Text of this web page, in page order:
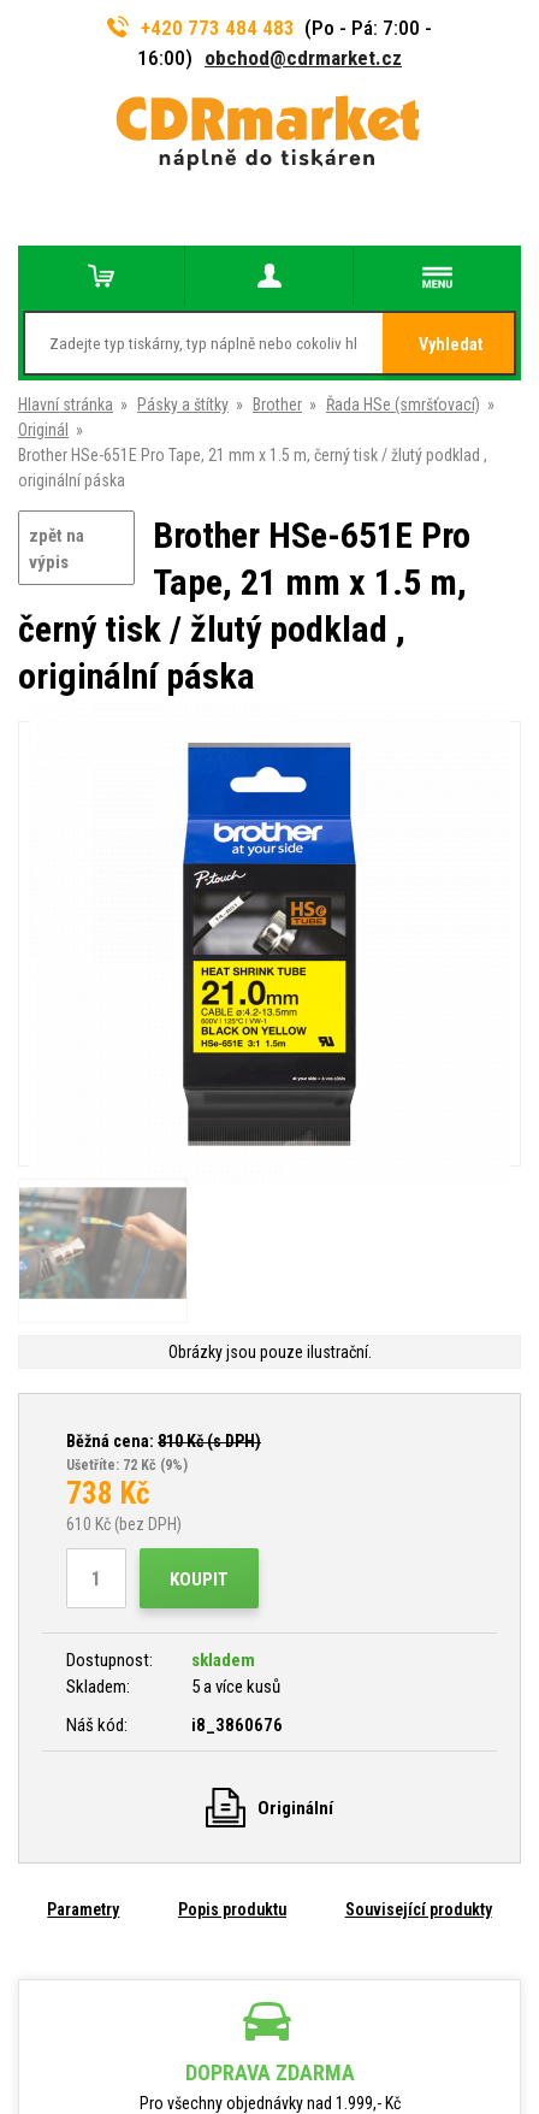
+420 773 484 483 (Po - Pá: 7:00 -
16:00) obchod@cdrmarket.cz
Vyhledat
Hlavní stránka » Pásky a štítky » Brother » Řada HSe (smršťovací) »
Originál
»
Brother HSe-651E Pro Tape, 21 mm x 1.5 m, černý tisk / žlutý podklad ,
originální páska
zpět na
výpis
Brother HSe-651E Pro
Tape, 21 mm x 1.5 m,
černý tisk / žlutý podklad ,
originální páska
Obrázky jsou pouze ilustrační.
Běžná cena: 810Kč (s DPH)
Ušetříte: 72 Kč (9%)
738 Kč
610 Kč (bez DPH)
KOUPIT
Dostupnost:
skladem
Skladem:
5 a více kusů
Náš kód:
i8_3860676
Originální
Parametry Popis produktu Související produkty
DOPRAVA ZDARMA
Pro všechny objednávky nad 1.999,- Kč